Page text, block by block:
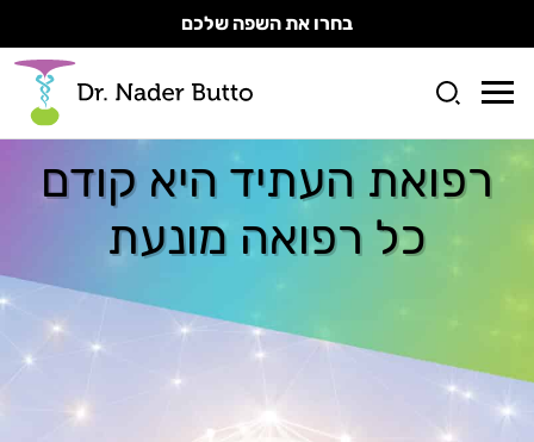
בחרו את השפה שלכם
רפואת העתיד היא קודם
כל רפואה מונעת